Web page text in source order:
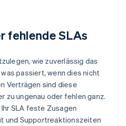
fehlende SLAs
wie zuverlässig das
passiert, wenn dies nicht
Verträgen sind diese
zu ungenau oder fehlen ganz.
SLA feste Zusagen
und Supportreaktionszeiten